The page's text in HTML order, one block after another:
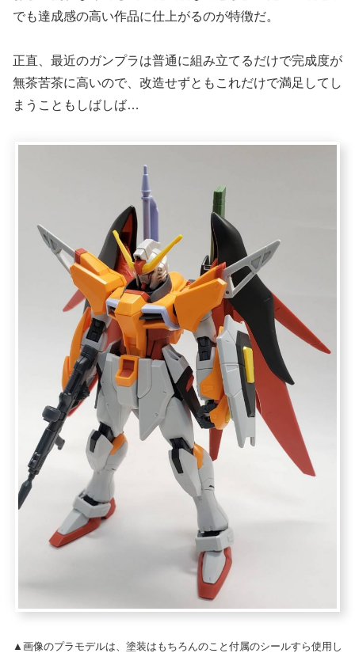
でも達成感の高い作品に仕上がるのが特徴だ。
正直、最近のガンプラは普通に組み立てるだけで完成度が
無茶苦茶に高いので、改造せずともこれだけで満足してし
まうこともしばしば…
▲画像のプラモデルは、塗装はもちろんのこと付属のシールすら使用し